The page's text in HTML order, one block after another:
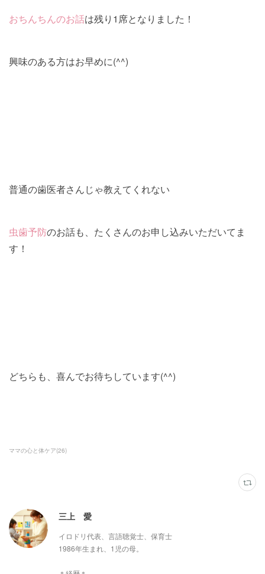
おちんちんのお話は残り1席となりました！
興味のある方はお早めに(^^)
普通の歯医者さんじゃ教えてくれない
虫歯予防のお話も、たくさんのお申し込みいただいてま
す！
どちらも、喜んでお待ちしています(^^)
ママの心と体ケア(26)
三上 愛
イロドリ代表、言語聴覚士、保育士
1986年生まれ、1児の母。